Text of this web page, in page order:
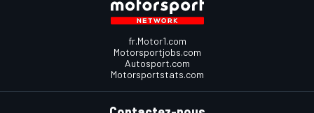
fr.Motor1.com
Motorsportjobs.com
Autosport.com
Motorsportstats.com